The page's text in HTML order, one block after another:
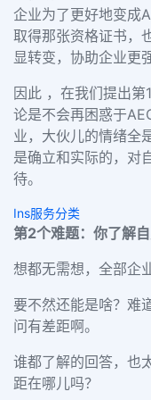
企业为了更好地变成
取得那张资格证书，
显转变，协助企业更
因此 ，在我们提出第1
论是不会再困惑于
业，大伙儿的情绪全
是确立和实际的，对
待。
Ins服务分类
第2个难题：你了解
想都无需想，全部企
要不然还能是啥？难
问有差距啊。
谁都了解的回答，也
距在哪儿吗？